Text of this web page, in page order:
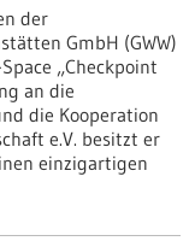
der
GmbH (GWW)
„Checkpoint
an die
die Kooperation
e.V. besitzt er
einzigartigen